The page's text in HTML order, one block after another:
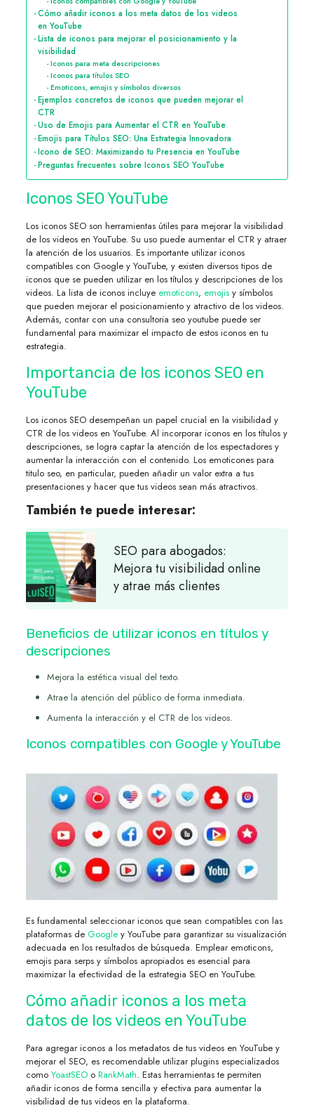
Cómo añadir iconos a los meta datos de los videos
en YouTube
Lista de iconos para mejorar el posicionamiento y la
visibilidad
Iconos para meta descripciones
Iconos para títulos SEO
Emoticons, emojis y símbolos diversos
Ejemplos concretos de iconos que pueden mejorar el
CTR
Uso de Emojis para Aumentar el CTR en YouTube
Emojis para Títulos SEO: Una Estrategia Innovadora
Icono de SEO: Maximizando tu Presencia en YouTube
Preguntas frecuentes sobre Iconos SEO YouTube
Iconos SEO YouTube
Los iconos SEO son herramientas útiles para mejorar la visibilidad
de los videos en YouTube. Su uso puede aumentar el CTR y atraer
la atención de los usuarios. Es importante utilizar iconos
compatibles con Google y YouTube, y existen diversos tipos de
iconos que se pueden utilizar en los títulos y descripciones de los
videos. La lista de iconos incluye emoticons, emojisy símbolos
que pueden mejorar el posicionamiento y atractivo de los videos.
Además, contar con una consultoria seo youtube puede ser
fundamental para maximizar el impacto de estos iconos en tu
estrategia.
Importancia de los iconos SEO en
YouTube
Los iconos SEO desempeñan un papel crucial en la visibilidad y
CTR de los videos en YouTube. Al incorporar iconos en los títulos y
descripciones, se logra captar la atención de los espectadores y
aumentar la interacción con el contenido. Los emoticones para
titulo seo, en particular, pueden añadir un valor extra a tus
presentaciones y hacer que tus videos sean más atractivos.
También te puede interesar:
SEO para abogados:
Mejora tu visibilidad online
y atrae más clientes
Beneficios de utilizar iconos en títulos y
descripciones
Mejora la estética visual del texto.
Atrae la atención del público de forma inmediata.
Aumenta la interacción y el CTR de los videos.
Iconos compatibles con Google y YouTube
Es fundamental seleccionar iconos que sean compatibles con las
plataformas de Googley YouTube para garantizar su visualización
adecuada en los resultados de búsqueda. Emplear emoticons,
emojis para serps y símbolos apropiados es esencial para
maximizar la efectividad de la estrategia SEO en YouTube.
Cómo añadir iconos a los meta
datos de los videos en YouTube
Para agregar iconos a los metadatos de tus videos en YouTube y
mejorar el SEO, es recomendable utilizar plugins especializados
como YoastSEOo RankMath. Estas herramientas te permiten
añadir iconos de forma sencilla y efectiva para aumentar la
visibilidad de tus videos en la plataforma.